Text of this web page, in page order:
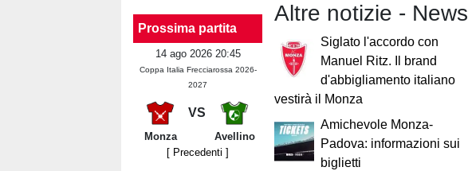
Prossima partita
14 ago 2026 20:45
Coppa Italia Frecciarossa 2026-
2027
VS
Monza
Avellino
[ Precedenti ]
Altre notizie - News
Siglato l'accordo con
Manuel Ritz. Il brand
d'abbigliamento italiano
vestirà il Monza
Amichevole Monza-
Padova: informazioni sui
biglietti